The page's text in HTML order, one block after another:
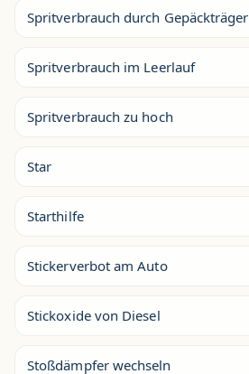
Spritverbrauch durch Gepäckträger
Spritverbrauch im Leerlauf
Spritverbrauch zu hoch
Star
Starthilfe
Stickerverbot am Auto
Stickoxide von Diesel
Stoßdämpfer wechseln